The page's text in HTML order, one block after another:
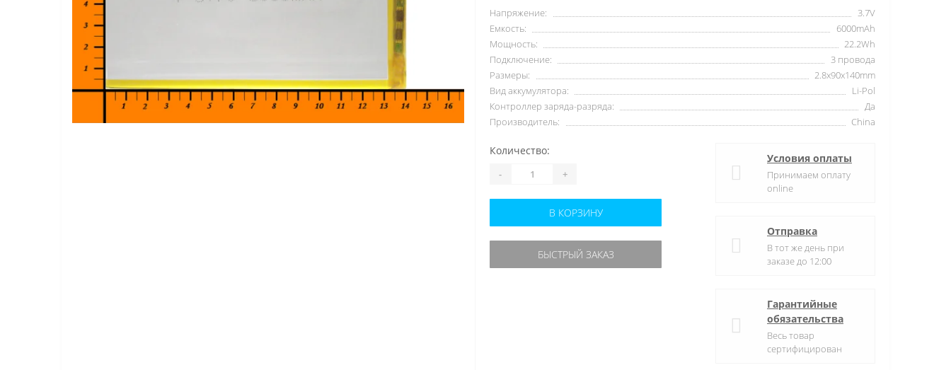
Напряжение:
3.7V
Емкость:
6000mAh
Мощность:
22.2Wh
Подключение:
3 провода
Размеры:
2.8x90x140mm
Вид аккумулятора:
Li-Pol
Контроллер заряда-разряда:
Да
Производитель:
China
Количество:
- +
В КОРЗИНУ
БЫСТРЫЙ ЗАКАЗ
Условия оплаты
Принимаем оплату
online
Отправка
В тот же день при
заказе до 12:00
Гарантийные
обязательства
Весь товар
сертифицирован